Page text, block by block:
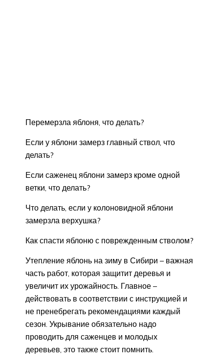
Перемерзла яблоня, что делать?
Если у яблони замерз главный ствол, что
делать?
Если саженец яблони замерз кроме одной
ветки, что делать?
Что делать, если у колоновидной яблони
замерзла верхушка?
Как спасти яблоню с поврежденным стволом?
Утепление яблонь на зиму в Сибири – важная
часть работ, которая защитит деревья и
увеличит их урожайность. Главное –
действовать в соответствии с инструкцией и
не пренебрегать рекомендациями каждый
сезон. Укрывание обязательно надо
проводить для саженцев и молодых
деревьев, это также стоит помнить.